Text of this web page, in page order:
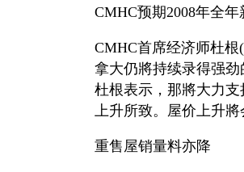
CMHC预期2008年全年
CMHC首席经济师杜
拿大仍將持续录得强劲
杜根表示，那將大力
上升所致。屋价上升將
重售屋销量料亦降